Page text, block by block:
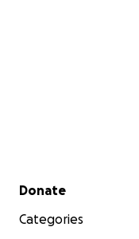
Secondary menu
Donate
Categories